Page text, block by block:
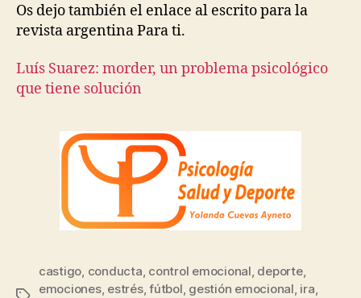
Os dejo también el enlace al escrito para la
revista argentina Para ti.
Luís Suarez: morder, un problema psicológico
que tiene solución
castigo, conducta, control emocional, deporte,
emociones, estrés,fútbol, gestión emocional, ira,